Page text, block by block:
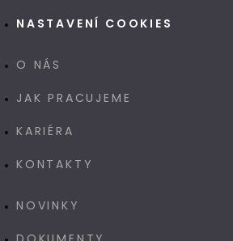
NASTAVENÍ COOKIES
O NÁS
JAK PRACUJEME
KARIÉRA
KONTAKTY
NOVINKY